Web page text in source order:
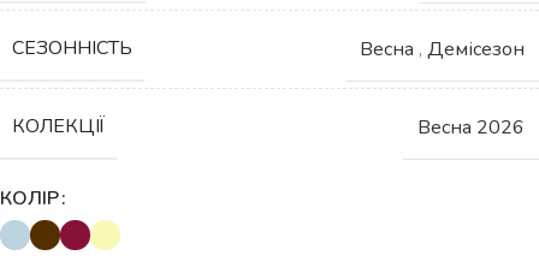
СЕЗОННІСТЬ Весна , Демісезон
КОЛЕКЦІЇ Весна 2026
КОЛІР